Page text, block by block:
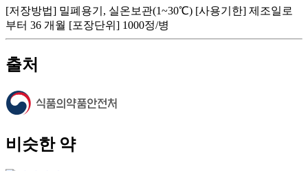
[저장방법] 밀폐용기, 실온보관(1~30℃) [사용기한] 제조일로
부터 36 개월 [포장단위] 1000정/병
출처
비슷한 약